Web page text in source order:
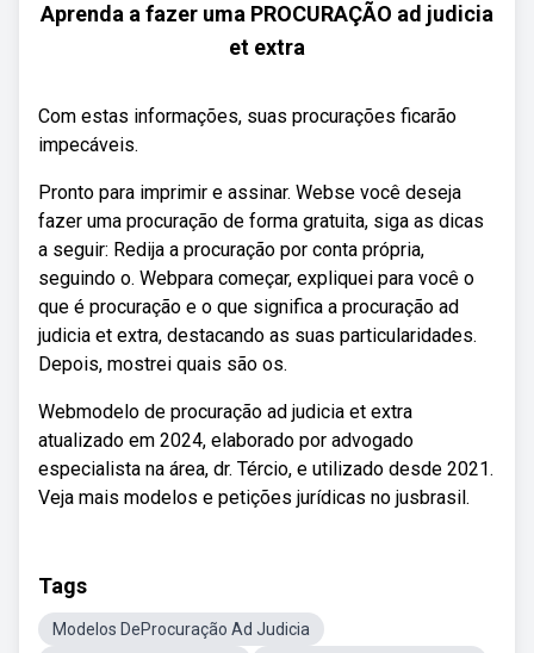
Aprenda a fazer uma PROCURAÇÃO ad judicia
et extra
Com estas informações, suas procurações ficarão
impecáveis.
Pronto para imprimir e assinar. Webse você deseja
fazer uma procuração de forma gratuita, siga as dicas
a seguir: Redija a procuração por conta própria,
seguindo o. Webpara começar, expliquei para você o
que é procuração e o que significa a procuração ad
judicia et extra, destacando as suas particularidades.
Depois, mostrei quais são os.
Webmodelo de procuração ad judicia et extra
atualizado em 2024, elaborado por advogado
especialista na área, dr. Tércio, e utilizado desde 2021.
Veja mais modelos e petições jurídicas no jusbrasil.
Tags
Modelos DeProcuração Ad Judicia